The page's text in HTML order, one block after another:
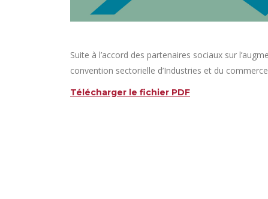
Suite à l’accord des partenaires sociaux sur
convention sectorielle d’Industries et du
Télécharger le fichier PDF